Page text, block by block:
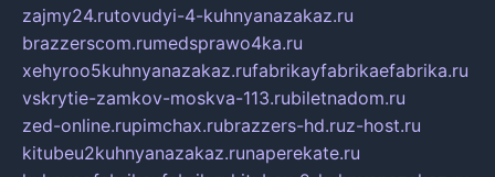
zajmy24.rutovudyi-4-kuhnyanazakaz.ru
brazzerscom.rumedsprawo4ka.ru
xehyroo5kuhnyanazakaz.rufabrikayfabrikaefabrika.ru
vskrytie-zamkov-moskva-113.rubiletnadom.ru
zed-online.rupimchax.rubrazzers-hd.ruz-host.ru
kitubeu2kuhnyanazakaz.runaperekate.ru